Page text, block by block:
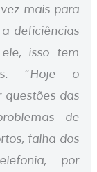
mais para
deficiências
isso tem
“Hoje o
questões das
de
falha dos
por